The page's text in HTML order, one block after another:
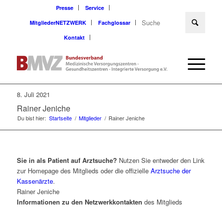
Presse
Service
MitgliederNETZWERK
Fachglossar
Kontakt
8. Juli 2021
Rainer Jeniche
Du bist hier: Startseite / Mitglieder / Rainer Jeniche
Sie in als Patient auf Arztsuche? Nutzen Sie entweder den Link
zur Homepage des Mitglieds oder die offizielle Arztsuche der
Kassenärzte.
Rainer Jeniche
Informationen zu den Netzwerkkontakten des Mitglieds